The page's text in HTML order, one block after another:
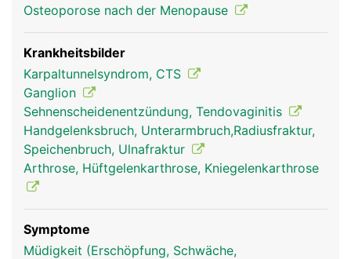
Handgelenk Frau Handgelenk Mann
Osteoporose nach der Menopause
Krankheitsbilder
Karpaltunnelsyndrom, CTS
Ganglion
Sehnenscheidenentzündung, Tendovaginitis
Handgelenksbruch, Unterarmbruch,Radiusfraktur,
Speichenbruch, Ulnafraktur
Arthrose, Hüftgelenkarthrose, Kniegelenkarthrose
Symptome
Müdigkeit (Erschöpfung, Schwäche,